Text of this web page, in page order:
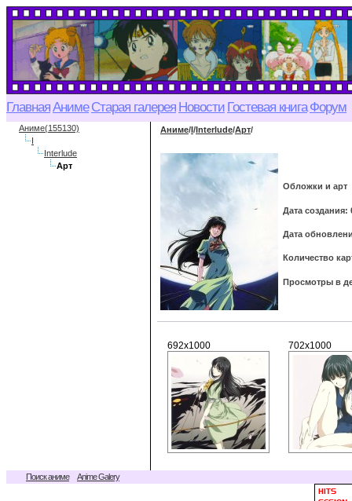
ГлавнаяАниме Старая галерея Новости Гостевая книга Форум
Аниме(155130)
I
Interlude
Арт
Аниме/I/Interlude/Арт/
Обложки и арт
Дата создания:
Дата
Количество
Просмотры в
692x1000 702x1000
Поиск аниме Anime Galery